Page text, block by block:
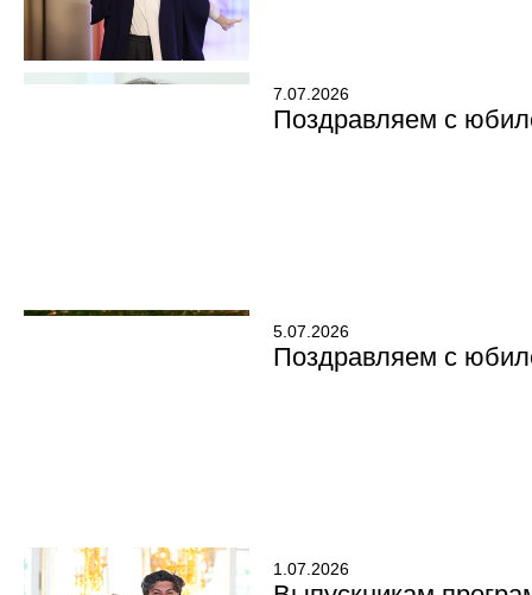
7.07.2026
Поздравляем с
5.07.2026
Поздравляем с
1.07.2026